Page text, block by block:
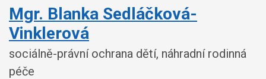
Mgr. Blanka Sedláčková-
Vinklerová
sociálně-právní ochrana dětí, náhradní rodinná
péče